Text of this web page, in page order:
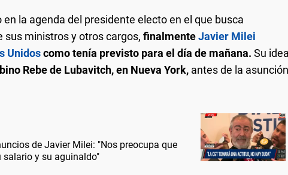
la agenda del presidente electo en el que busca
ministros y otros cargos, finalmenteJavier Milei
Unidoscomo tenía previsto para el día de mañana. Su idea
Rebe de Lubavitch, en Nueva York, antes de la asunción
de Javier Milei: "Nos preocupa que
salario y su aguinaldo"